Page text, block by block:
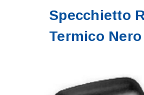
Specchietto
Termico